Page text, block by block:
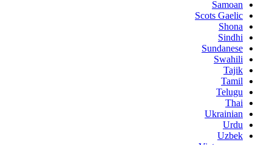
Samoan
Scots Gaelic
Shona
Sindhi
Sundanese
Swahili
Tajik
Tamil
Telugu
Thai
Ukrainian
Urdu
Uzbek